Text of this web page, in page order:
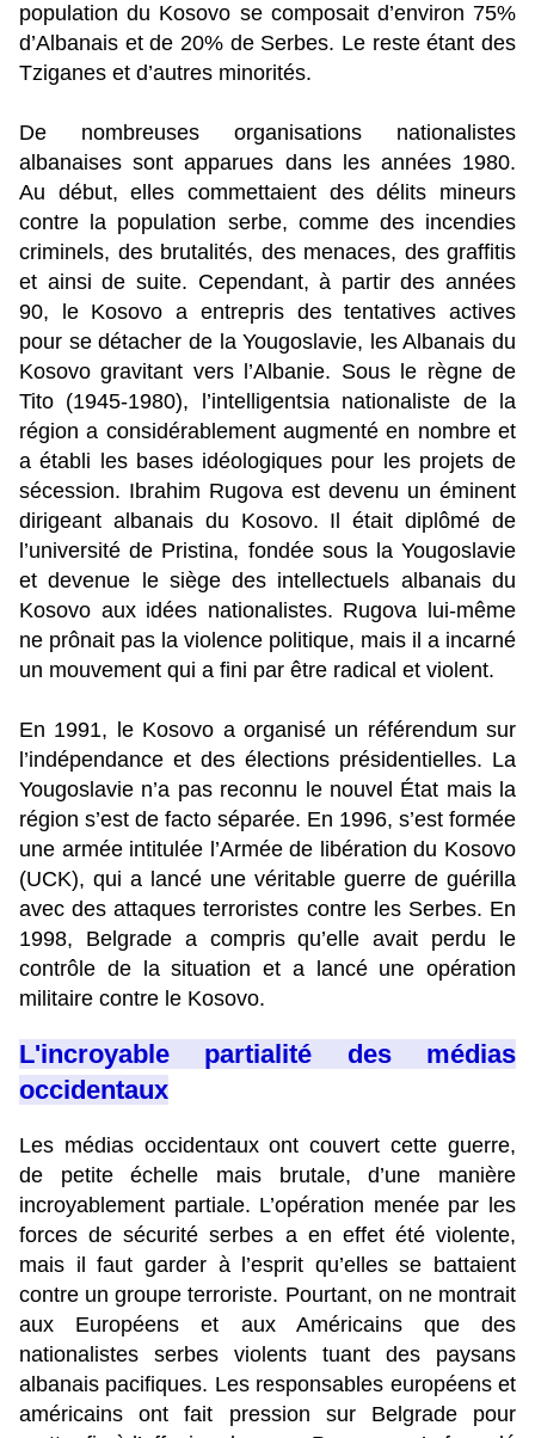
population du Kosovo se composait d’environ 75%
d’Albanais et de 20% de Serbes. Le reste étant des
Tziganes et d’autres minorités.
De nombreuses organisations nationalistes
albanaises sont apparues dans les années 1980.
Au début, elles commettaient des délits mineurs
contre la population serbe, comme des incendies
criminels, des brutalités, des menaces, des graffitis
et ainsi de suite. Cependant, à partir des années
90, le Kosovo a entrepris des tentatives actives
pour se détacher de la Yougoslavie, les Albanais du
Kosovo gravitant vers l’Albanie. Sous le règne de
Tito (1945-1980), l’intelligentsia nationaliste de la
région a considérablement augmenté en nombre et
a établi les bases idéologiques pour les projets de
sécession. Ibrahim Rugova est devenu un éminent
dirigeant albanais du Kosovo. Il était diplômé de
l’université de Pristina, fondée sous la Yougoslavie
et devenue le siège des intellectuels albanais du
Kosovo aux idées nationalistes. Rugova lui-même
ne prônait pas la violence politique, mais il a incarné
un mouvement qui a fini par être radical et violent.
En 1991, le Kosovo a organisé un référendum sur
l’indépendance et des élections présidentielles. La
Yougoslavie n’a pas reconnu le nouvel État mais la
région s’est de facto séparée. En 1996, s’est formée
une armée intitulée l’Armée de libération du Kosovo
(UCK), qui a lancé une véritable guerre de guérilla
avec des attaques terroristes contre les Serbes. En
1998, Belgrade a compris qu’elle avait perdu le
contrôle de la situation et a lancé une opération
militaire contre le Kosovo.
L'incroyable partialité des médias
occidentaux
Les médias occidentaux ont couvert cette guerre,
de petite échelle mais brutale, d’une manière
incroyablement partiale. L’opération menée par les
forces de sécurité serbes a en effet été violente,
mais il faut garder à l’esprit qu’elles se battaient
contre un groupe terroriste. Pourtant, on ne montrait
aux Européens et aux Américains que des
nationalistes serbes violents tuant des paysans
albanais pacifiques. Les responsables européens et
américains ont fait pression sur Belgrade pour